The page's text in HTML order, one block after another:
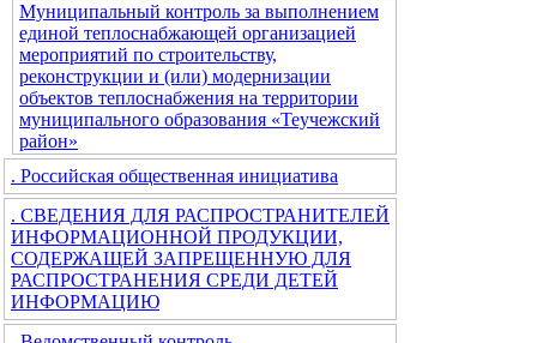
Муниципальный контроль за выполнением
единой теплоснабжающей организацией
мероприятий по строительству,
реконструкции и (или) модернизации
объектов теплоснабжения на территории
муниципального образования «Теучежский
район»
. Российская общественная инициатива
. СВЕДЕНИЯ ДЛЯ РАСПРОСТРАНИТЕЛЕЙ
ИНФОРМАЦИОННОЙ ПРОДУКЦИИ,
СОДЕРЖАЩЕЙ ЗАПРЕЩЕННУЮ ДЛЯ
РАСПРОСТРАНЕНИЯ СРЕДИ ДЕТЕЙ
ИНФОРМАЦИЮ